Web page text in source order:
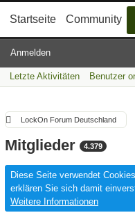
Startseite Community
Anmelden
Letzte Aktivitäten Benutzer
LockOn Forum Deutschland
Mitglieder 4.379
Diese Seite verwendet
erklären Sie sich damit
Weitere Informationen